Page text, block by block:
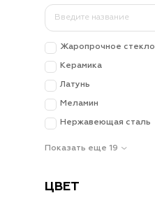
Жаропрочное стекло
Керамика
Латунь
Меламин
Нержавеющая сталь
Показать еще 19
ЦВЕТ